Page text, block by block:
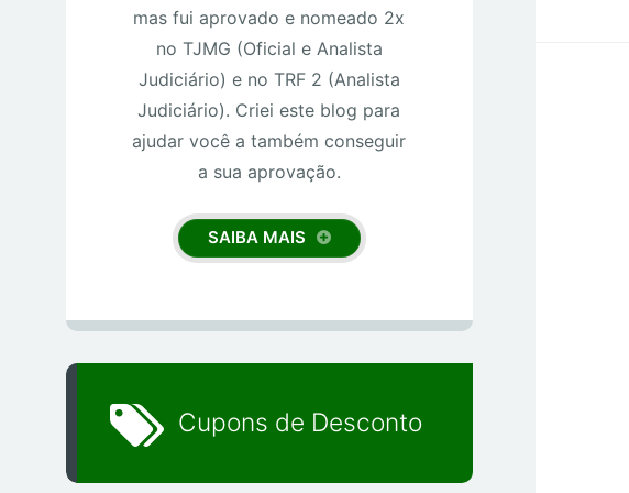
mas fui aprovado e nomeado 2x
no TJMG (Oficial e Analista
Judiciário) e no TRF 2 (Analista
Judiciário). Criei este blog para
ajudar você a também conseguir
a sua aprovação.
SAIBA MAIS
Cupons de Desconto